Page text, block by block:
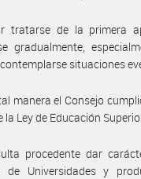
tratarse de la primera
gradualmente,
situaciones
manera el Consejo
la Ley de Educación
procedente dar
de Universidades y